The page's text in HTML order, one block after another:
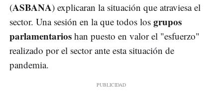
(ASBANA) explicaran la situación que atraviesa el
sector. Una sesión en la que todos los grupos
parlamentarios han puesto en valor el "esfuerzo"
realizado por el sector ante esta situación de
pandemia.